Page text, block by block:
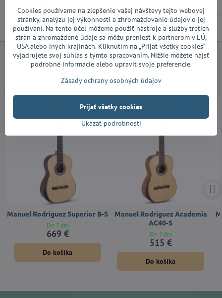
Diskusia 0
FacebookTwitterBlueskyPinterestReddit LinkedInWhatsApp
E-
Alternatívne produkty
Manuel Rodríguez Superior B-S
Do 7 dní
669 €
Do košíka
Manuel Rodríguez Academia
AC40-S
Do 7 dní
515 €
Do košíka
Cookies používame na zlepšenie vašej návštevy tejto webovej
stránky, analýzu jej výkonnosti a zhromažďovanie údajov o jej
používaní. Na tento účel môžeme použiť nástroje a služby tretích
strán a zhromaždené údaje sa môžu preniesť k partnerom v EÚ,
USA alebo iných krajinách. Kliknutím na „Prijať všetky cookies“
vyjadrujete svoj súhlas s týmto spracovaním. Nižšie môžete nájsť
podrobné informácie alebo upraviť svoje preferencie.
Zásady ochrany osobných údajov
Ukázať podrobnosti
Prijať všetky cookies